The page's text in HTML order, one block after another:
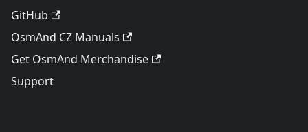
GitHub
OsmAnd CZ Manuals
Get OsmAnd Merchandise
Support